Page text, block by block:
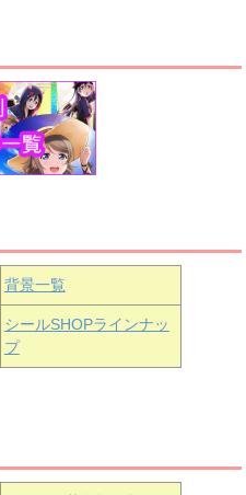
渡辺曜
院1年生
院3年生
優木せつ菜
1年生
背景一覧
シールSHOPラインナッ
プ